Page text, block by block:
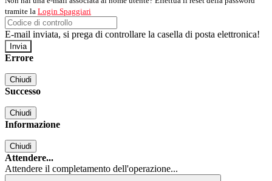
tramite la Login Spaggiari
E-mail inviata, si prega di controllare la casella di posta elettronica!
Errore
Chiudi
Successo
Chiudi
Informazione
Chiudi
Attendere...
Attendere il completamento dell'operazione...